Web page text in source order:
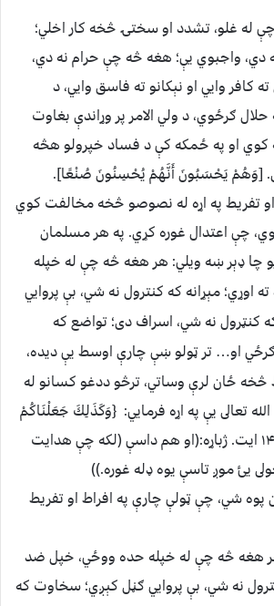
له غلو، تشدد او سختۍ څخه کار اخلي؛
واجبوي يې؛ هغه څه چې حرام نه دي،
کافر وايي او نېکانو ته فاسق وايي، د
ګرځوي، د ولي الامر پر وړاندې بغاوت
کوي او په ځمکه کې د فساد خپرولو هڅه
[وَهُمْ يَحْسَبُونَ أَنَّهُمْ يُحْسِنُونَ صُنْعًا].
او تفريط په اړه له نصوصو څخه مخالفت کوي
چې اعتدال غوره کړي. په هر مسلمان
چا ډېر ښه ويلي: هر هغه څه چې له خپله
مېړانه که کنترول نه شي، بې پروايي
کنټرول نه شي، اسراف دى؛ تواضع که
او… تر ټولو ښې چارې اوسط يې ديده،
څخه ځان لرې وساتي، ترڅو ددغو کسانو له
تعالى يې په اړه فرمايي: {وَكَذَلِكَ جَعَلْنَاكُمْ
أُمَّةً وَسَطًا}. البقرة: ۱۴۳ ايت. ژباړه:(او هم داسې (لكه چې هدايت
يئ موږ تاسې يوه ډله غوره.))
شي، چې ټولې چارې په افراط او تفريط
هغه څه چې له خپله حده ووځي، خپل ضد
نه شي، بې پروايي ګڼل کېږي؛ سخاوت که